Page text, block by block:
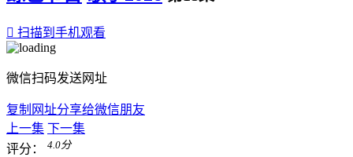
 扫描到手机观看
微信扫码发送网址
复制网址分享给微信朋友
上一集 下一集
评分：
4.0分